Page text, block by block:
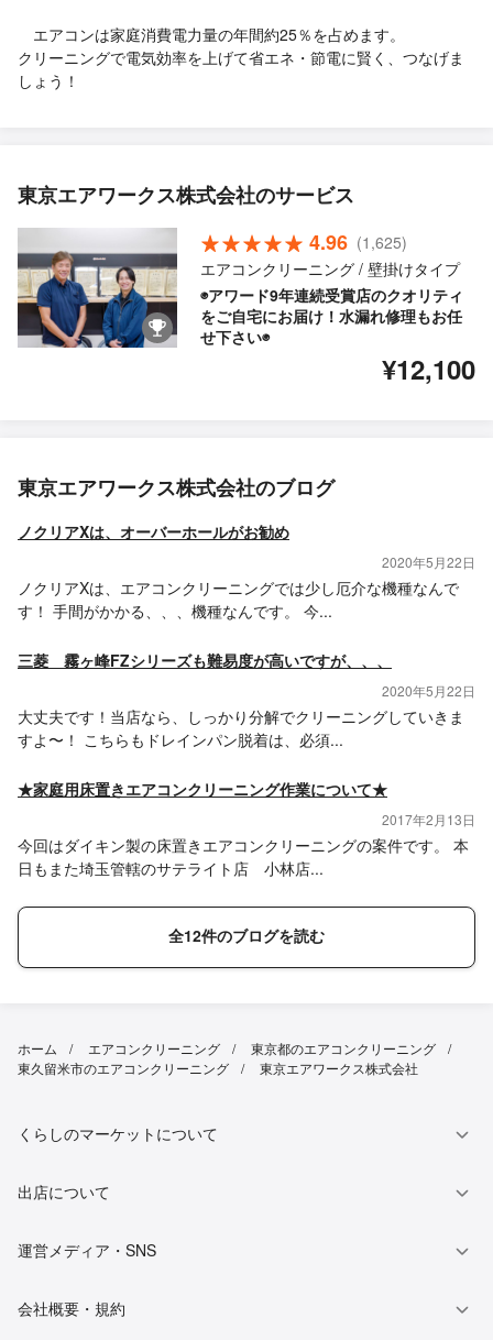
エアコンは家庭消費電力量の年間約25％を占めます。
クリーニングで電気効率を上げて省エネ・節電に賢く、つなげま
しょう！
東京エアワークス株式会社のサービス
4.96 (1,625)
エアコンクリーニング / 壁掛けタイプ
◉アワード9年連続受賞店のクオリティ
をご自宅にお届け！水漏れ修理もお任
せ下さい◉
¥12,100
東京エアワークス株式会社のブログ
ノクリアXは、オーバーホールがお勧め
2020年5月22日
ノクリアXは、エアコンクリーニングでは少し厄介な機種なんで
す！ 手間がかかる、、、機種なんです。 今...
三菱 霧ヶ峰FZシリーズも難易度が高いですが、、、
2020年5月22日
大丈夫です！当店なら、しっかり分解でクリーニングしていきま
すよ〜！ こちらもドレインパン脱着は、必須...
★家庭用床置きエアコンクリーニング作業について★
2017年2月13日
今回はダイキン製の床置きエアコンクリーニングの案件です。 本
日もまた埼玉管轄のサテライト店 小林店...
全12件のブログを読む
ホーム エアコンクリーニング
東京都のエアコンクリーニング
東久留米市のエアコンクリーニング
東京エアワークス株式会社
くらしのマーケットについて
出店について
運営メディア・SNS
会社概要・規約